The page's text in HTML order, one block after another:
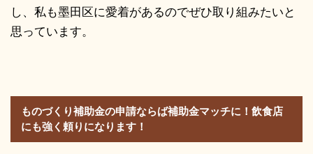
し、私も墨田区に愛着があるのでぜひ取り組みたいと
思っています。
ものづくり補助金の申請ならば補助金マッチに！飲食店
にも強く頼りになります！